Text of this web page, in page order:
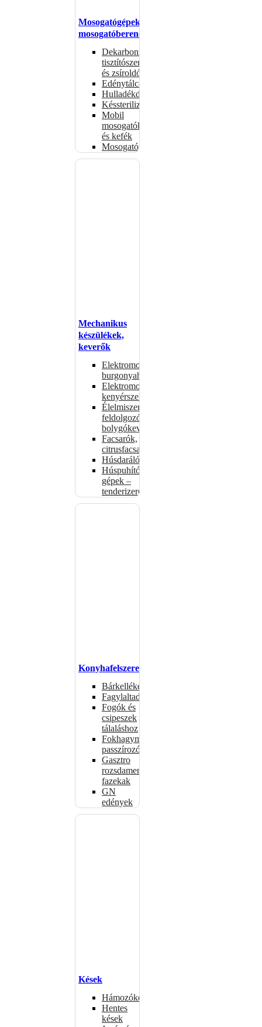
Mosogatógépek,
mosogatóberendezések
Dekarbonizáló
tisztítószerek
és zsíroldók
Edénytálcák
Hulladékdarálók
Késsterilizátorok
Mobil
mosogatók
és kefék
Mosogatógépkosarak
Mechanikus
készülékek,
keverők
Elektromos
burgonyahámozók
Elektromos
kenyérszeletelők
Élelmiszer-
feldolgozók –
bolygókeverők
Facsarók,
citrusfacsarók
Húsdarálók
Húspuhító
gépek –
tenderizerek
Konyhafelszerelés
Bárkellékek
Fagylaltadagolók
Fogók és
csipeszek
tálaláshoz
Fokhagymaprések,
passzírozók
Gasztro
rozsdamentes
fazekak
GN
edények
Kések
Hámozókések
Hentes
kések